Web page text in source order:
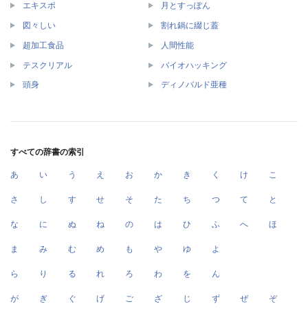
エキスポ 月とすっぽん
図々しい 割れ鍋に綴じ蓋
超加工食品 人間性能
テスクリアル バイオハッキング
頭身 ディノバルド亜種
すべての辞書の索引
あ い う え お か き く け こ
さ し す せ そ た ち つ て と
な に ぬ ね の は ひ ふ へ ほ
ま み む め も や ゆ よ
ら り る れ ろ わ を ん
が ぎ ぐ げ ご ざ じ ず ぜ ぞ